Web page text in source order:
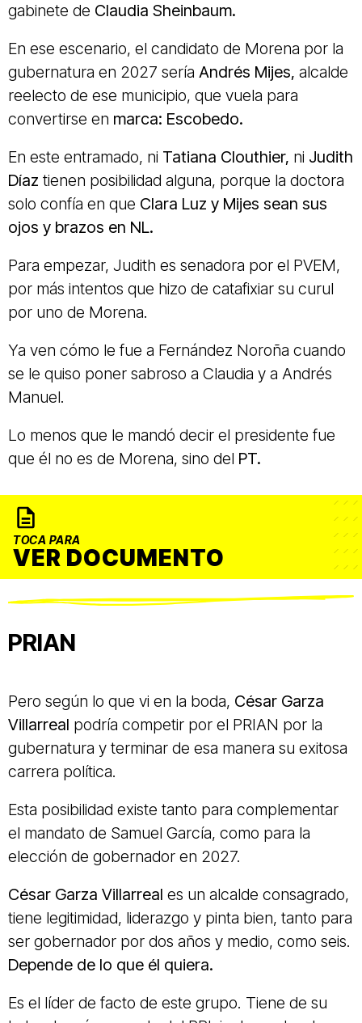
gabinete de Claudia Sheinbaum.
En ese escenario, el candidato de Morena por la
gubernatura en 2027 sería Andrés Mijes, alcalde
reelecto de ese municipio, que vuela para
convertirse en marca: Escobedo.
En este entramado, ni Tatiana Clouthier, ni Judith
Díaz tienen posibilidad alguna, porque la doctora
solo confía en que Clara Luz y Mijes sean sus
ojos y brazos en NL.
Para empezar, Judith es senadora por el PVEM,
por más intentos que hizo de catafixiar su curul
por uno de Morena.
Ya ven cómo le fue a Fernández Noroña cuando
se le quiso poner sabroso a Claudia y a Andrés
Manuel.
Lo menos que le mandó decir el presidente fue
que él no es de Morena, sino del PT.
TOCA PARA
VER DOCUMENTO
PRIAN
Pero según lo que vi en la boda, César Garza
Villarreal podría competir por el PRIAN por la
gubernatura y terminar de esa manera su exitosa
carrera política.
Esta posibilidad existe tanto para complementar
el mandato de Samuel García, como para la
elección de gobernador en 2027.
César Garza Villarreal es un alcalde consagrado,
tiene legitimidad, liderazgo y pinta bien, tanto para
ser gobernador por dos años y medio, como seis.
Depende de lo que él quiera.
Es el líder de facto de este grupo. Tiene de su